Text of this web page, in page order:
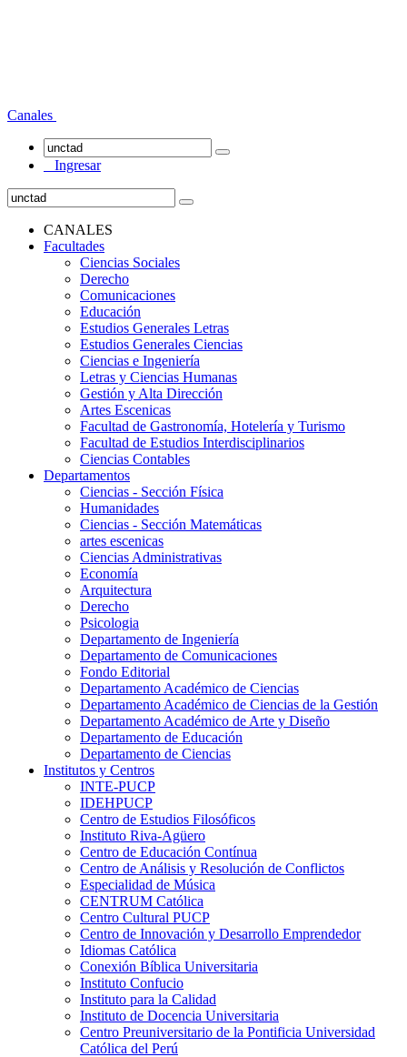
Canales
Ingresar
CANALES
Facultades
Ciencias Sociales
Derecho
Comunicaciones
Educación
Estudios Generales Letras
Estudios Generales Ciencias
Ciencias e Ingeniería
Letras y Ciencias Humanas
Gestión y Alta Dirección
Artes Escenicas
Facultad de Gastronomía, Hotelería y Turismo
Facultad de Estudios Interdisciplinarios
Ciencias Contables
Departamentos
Ciencias - Sección Física
Humanidades
Ciencias - Sección Matemáticas
artes escenicas
Ciencias Administrativas
Economía
Arquitectura
Derecho
Psicologia
Departamento de Ingeniería
Departamento de Comunicaciones
Fondo Editorial
Departamento Académico de Ciencias
Departamento Académico de Ciencias de la Gestión
Departamento Académico de Arte y Diseño
Departamento de Educación
Departamento de Ciencias
Institutos y Centros
INTE-PUCP
IDEHPUCP
Centro de Estudios Filosóficos
Instituto Riva-Agüero
Centro de Educación Contínua
Centro de Análisis y Resolución de Conflictos
Especialidad de Música
CENTRUM Católica
Centro Cultural PUCP
Centro de Innovación y Desarrollo Emprendedor
Idiomas Católica
Conexión Bíblica Universitaria
Instituto Confucio
Instituto para la Calidad
Instituto de Docencia Universitaria
Centro Preuniversitario de la Pontificia Universidad
Católica del Perú